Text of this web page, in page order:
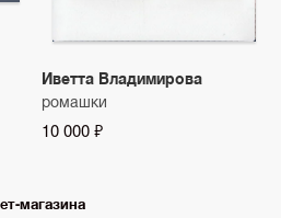
Иветта Владимирова
ромашки
10 000 ₽
магазина